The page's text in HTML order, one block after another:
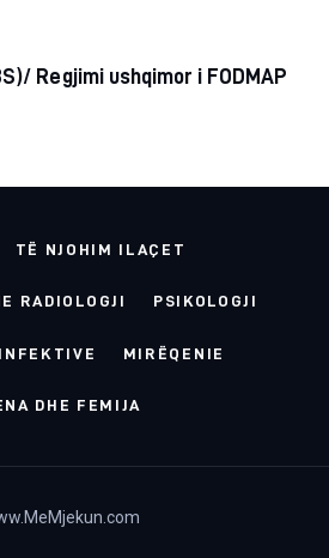
Regjimi ushqimor i FODMAP
TË NJOHIM ILAÇET
RADIOLOGJI PSIKOLOGJI
MIRËQENIE
DHE FEMIJA